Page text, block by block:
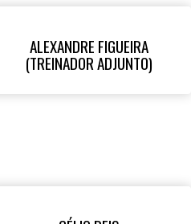
ALEXANDRE FIGUEIRA
(TREINADOR ADJUNTO)